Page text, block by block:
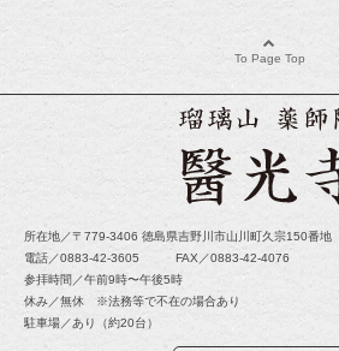
To Page Top
所在地／〒779-3406 徳島県吉野川市山川町久宗150番地
電話／0883-42-3605 FAX／0883-42-4076
参拝時間／午前9時〜午後5時
休み／無休 ※法務等で不在の場合あり
駐車場／あり（約20台）